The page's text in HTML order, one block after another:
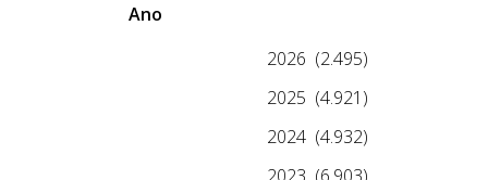
Ano
2026 (2.495)
2025 (4.921)
2024 (4.932)